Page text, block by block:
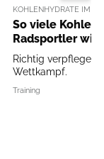
KOHLENHYDRATE IM
So viele
Radsportler
Richtig verpflegen
Wettkampf.
Training